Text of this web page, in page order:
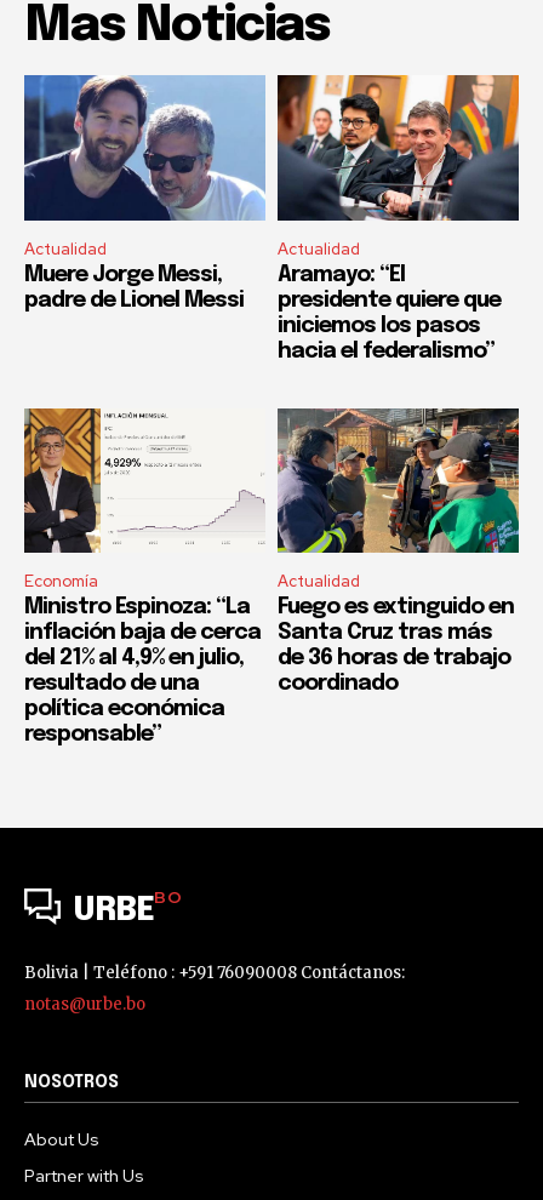
Mas Noticias
Actualidad
Muere Jorge Messi,
padre de Lionel Messi
Actualidad
Aramayo: “El
presidente quiere que
iniciemos los pasos
hacia el federalismo”
Economía
Ministro Espinoza: “La
inflación baja de cerca
del 21% al 4,9% en julio,
resultado de una
política económica
responsable”
Actualidad
Fuego es extinguido en
Santa Cruz tras más
de 36 horas de trabajo
coordinado
URBEBO
Bolivia | Teléfono : +591 76090008 Contáctanos:
notas@urbe.bo
NOSOTROS
About Us
Partner with Us